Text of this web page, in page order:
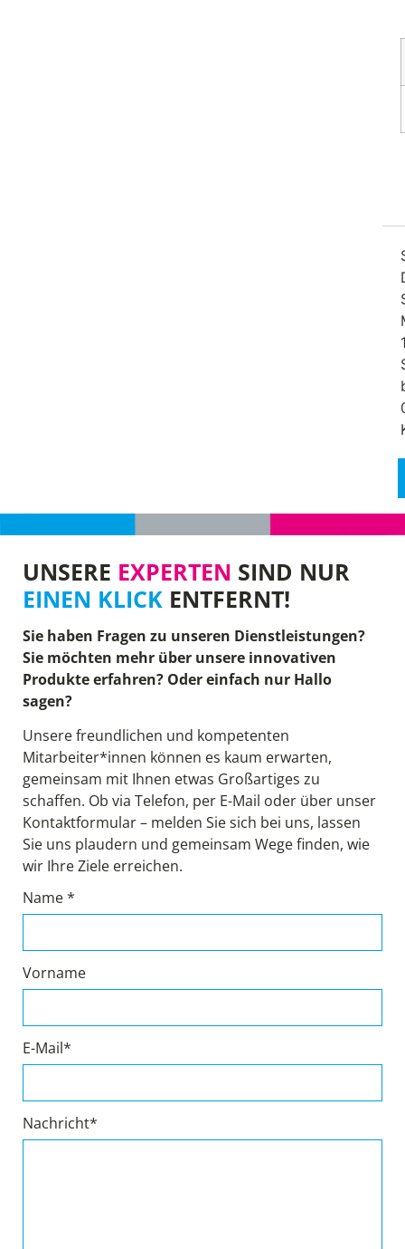
UNSERE EXPERTEN SIND NUR
EINEN KLICK ENTFERNT!
Sie haben Fragen zu unseren Dienstleistungen?
Sie möchten mehr über unsere innovativen
Produkte erfahren? Oder einfach nur Hallo
sagen?
Unsere freundlichen und kompetenten
Mitarbeiter*innen können es kaum erwarten,
gemeinsam mit Ihnen etwas Großartiges zu
schaffen. Ob via Telefon, per E-Mail oder über unser
Kontaktformular – melden Sie sich bei uns, lassen
Sie uns plaudern und gemeinsam Wege finden, wie
wir Ihre Ziele erreichen.
Name *
Vorname
E-Mail*
Nachricht*